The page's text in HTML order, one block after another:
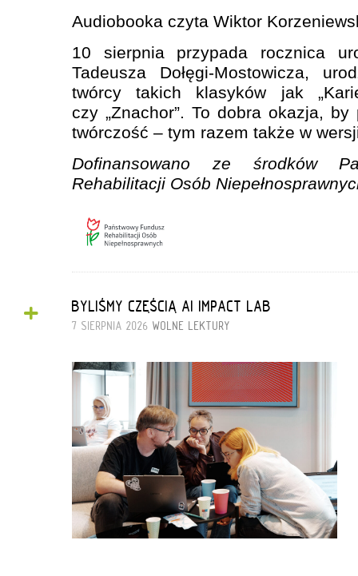
Audiobooka czyta Wiktor
10 sierpnia przypada rocznica
Tadeusza Dołęgi-Mostowicza,
twórcy takich klasyków jak
czy „Znachor”. To dobra okazja,
twórczość – tym razem także w
Dofinansowano ze środków
Rehabilitacji Osób
+ BYLIŚMY CZĘŚCIĄ AI IMPACT LAB
7 SIERPNIA 2026 WOLNE LEKTURY